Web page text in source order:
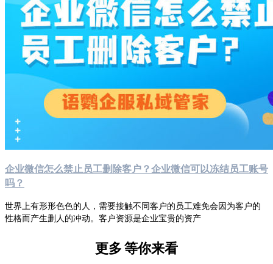
企业微信怎么禁止员工删除客户？企业微信可以冻结员工账号
吗？
世界上有形形色色的人，需要接触不同客户的员工难免会因为客户的
性格而产生删人的冲动。客户资源是企业宝贵的资产
更多等你来看